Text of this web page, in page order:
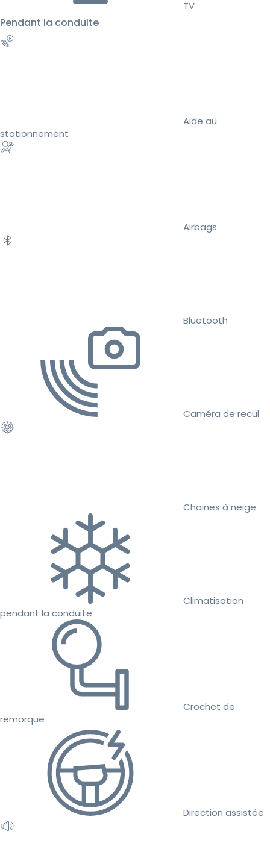
TV
Pendant la conduite
Aide au
stationnement
Airbags
Bluetooth
Caméra de recul
Chaines à neige
Climatisation
pendant la conduite
Crochet de
remorque
Direction assistée